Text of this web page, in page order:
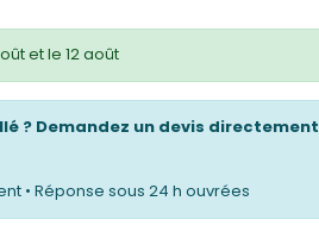
et le 12 août
? Demandez un devis directement
• Réponse sous 24 h ouvrées